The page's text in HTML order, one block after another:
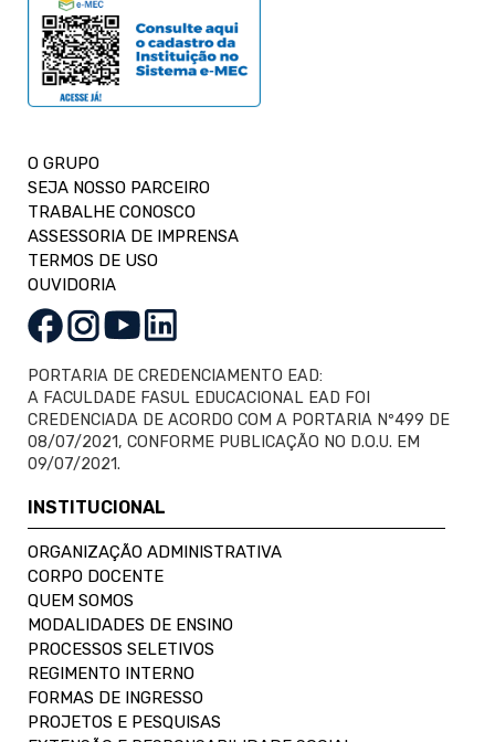
O GRUPO
SEJA NOSSO PARCEIRO
TRABALHE CONOSCO
ASSESSORIA DE IMPRENSA
TERMOS DE USO
OUVIDORIA
PORTARIA DE CREDENCIAMENTO EAD:
A FACULDADE FASUL EDUCACIONAL EAD FOI
CREDENCIADA DE ACORDO COM A PORTARIA Nº499 DE
08/07/2021, CONFORME PUBLICAÇÃO NO D.O.U. EM
09/07/2021.
INSTITUCIONAL
ORGANIZAÇÃO ADMINISTRATIVA
CORPO DOCENTE
QUEM SOMOS
MODALIDADES DE ENSINO
PROCESSOS SELETIVOS
REGIMENTO INTERNO
FORMAS DE INGRESSO
PROJETOS E PESQUISAS